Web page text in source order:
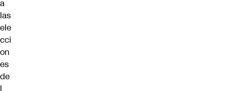
a
las
ele
cci
on
es
de
l